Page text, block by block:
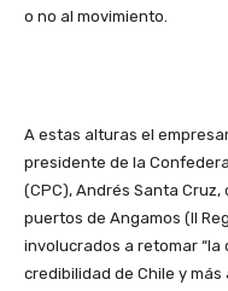
o no al movimiento.
A estas alturas el
presidente de la
(CPC), Andrés Santa Cruz,
puertos de Angamos (II
involucrados a retomar “la
credibilidad de Chile y